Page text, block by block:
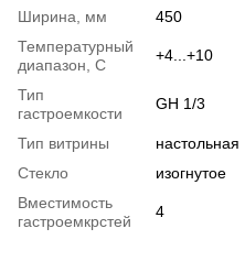
Ширина, мм
450
Температурный
диапазон, С
+4...+10
Тип
гастроемкости
GH 1/3
Тип витрины
настольная
Стекло
изогнутое
Вместимость
гастроемкрстей
4